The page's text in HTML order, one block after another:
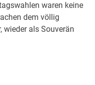
waren keine
dem völlig
wieder als Souverän